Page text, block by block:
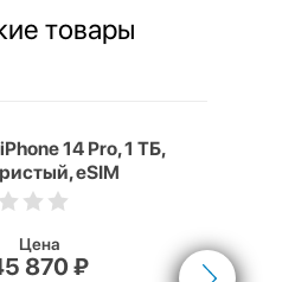
товары
14 Pro, 1 ТБ,
eSIM
Цена
870 ₽